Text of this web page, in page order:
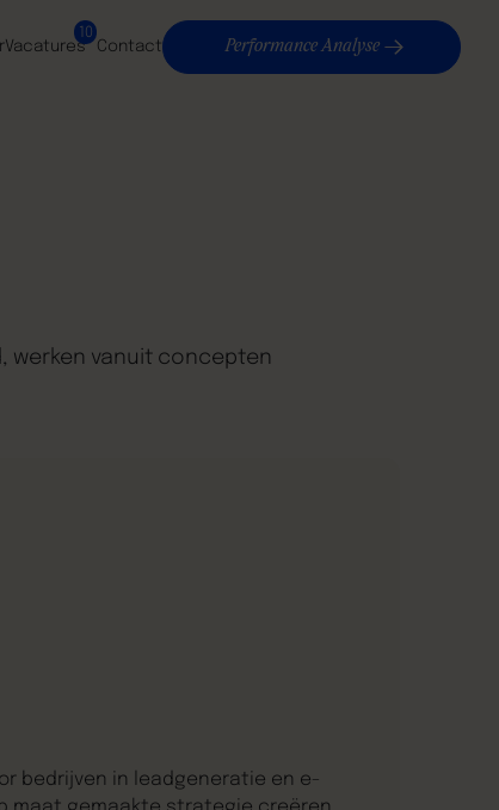
Vacatures
10
Contact Performance Analyse
bedrijven in leadgeneratie en e-